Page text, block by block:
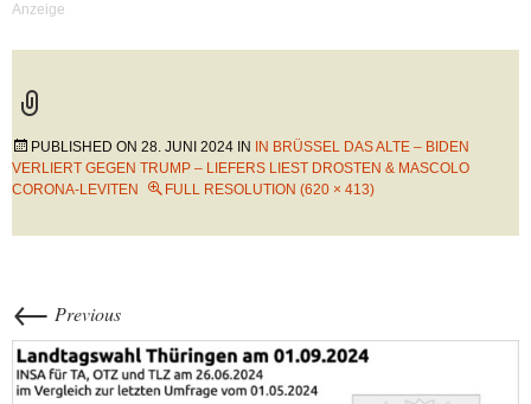
PUBLISHED ON 28. JUNI 2024 IN
IN BRÜSSEL DAS ALTE – BIDEN
VERLIERT GEGEN TRUMP – LIEFERS LIEST DROSTEN & MASCOLO
CORONA-LEVITEN
FULL RESOLUTION (620 × 413)
← Previous